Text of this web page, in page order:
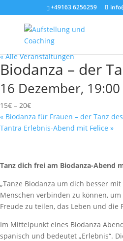
+49163 6256259
« Alle Veranstaltungen
Biodanza – der
16 Dezember, 19:00
15€ – 20€
« Biodanza für Frauen – der Tanz
Tantra Erlebnis-Abend mit Felice »
Tanz dich frei am Biodanza-Abend
„Tanze Biodanza um dich besser
Menschen verbinden zu können,
Freude zu teilen, das Leben und die
Im Mittelpunkt eines Biodanza
spanisch und bedeutet „Erlebnis“.